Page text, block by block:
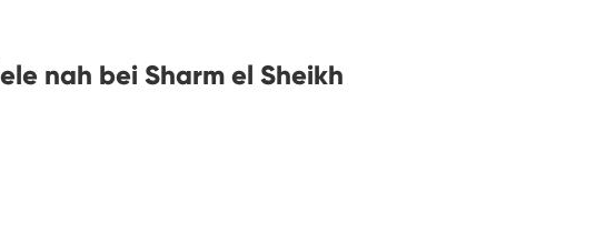
nah bei Sharm el Sheikh